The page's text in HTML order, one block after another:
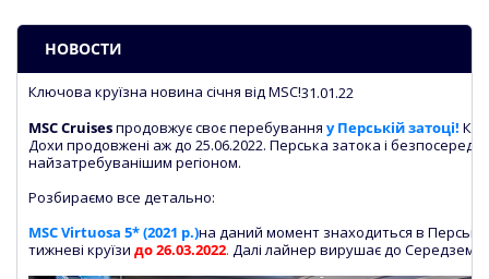
НОВОСТИ
Ключова круїзна новина січня від MSC!31.01.22
MSC Cruisesпродовжує своє перебування у Перській затоці!
Дохи продовжені аж до 25.06.2022. Перська затока і
найзатребуванішим регіоном.
Розбираємо все детально:
MSC Virtuosa 5* (2021 р.)на даний момент знаходиться в
тижневі круїзи до 26.03.2022. Далі лайнер вирушає до